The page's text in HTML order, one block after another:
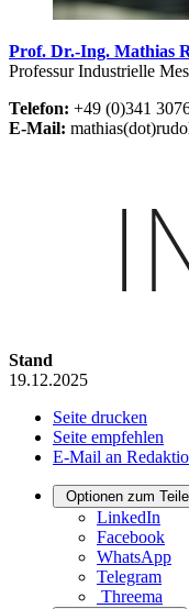
Prof. Dr.-Ing. Mathias
Professur Industrielle
Telefon: +49 (0)341
E-Mail:
Stand
19.12.2025
Seite drucken
Seite empfehlen
E-Mail an
Optionen zum
LinkedIn
Facebook
WhatsApp
Telegram
Threema